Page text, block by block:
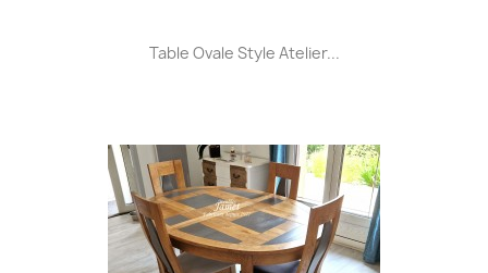
Table Ovale Style Atelier...